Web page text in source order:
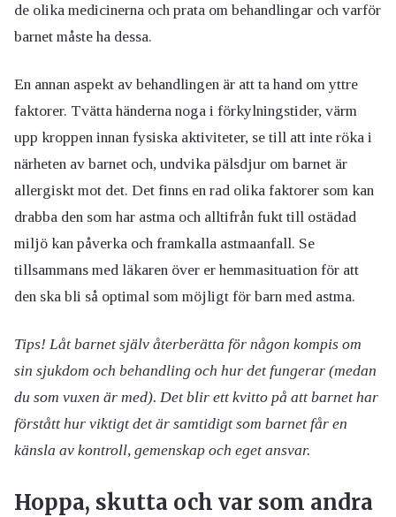
de olika medicinerna och prata om behandlingar och varför
barnet måste ha dessa.
En annan aspekt av behandlingen är att ta hand om yttre
faktorer. Tvätta händerna noga i förkylningstider, värm
upp kroppen innan fysiska aktiviteter, se till att inte röka i
närheten av barnet och, undvika pälsdjur om barnet är
allergiskt mot det. Det finns en rad olika faktorer som kan
drabba den som har astma och alltifrån fukt till ostädad
miljö kan påverka och framkalla astmaanfall. Se
tillsammans med läkaren över er hemmasituation för att
den ska bli så optimal som möjligt för barn med astma.
Tips! Låt barnet själv återberätta för någon kompis om
sin sjukdom och behandling och hur det fungerar (medan
du som vuxen är med). Det blir ett kvitto på att barnet har
förstått hur viktigt det är samtidigt som barnet får en
känsla av kontroll, gemenskap och eget ansvar.
Hoppa, skutta och var som andra